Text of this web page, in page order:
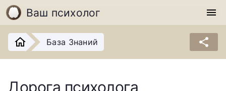
Ваш психолог menu
База Знаний share
Дорога психолога